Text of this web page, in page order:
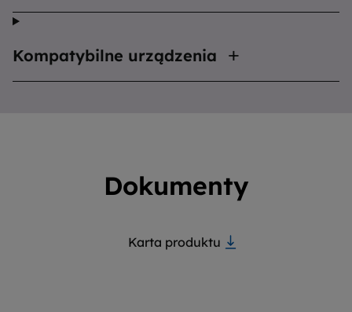
Kompatybilne urządzenia
Dokumenty
Karta produktu